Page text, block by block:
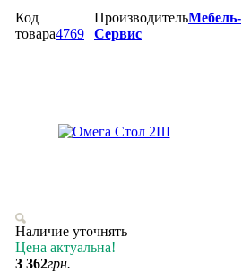
Код
товара4769
ПроизводительМебель-
Сервис
Наличие уточнять
Цена актуальна!
3 362грн.